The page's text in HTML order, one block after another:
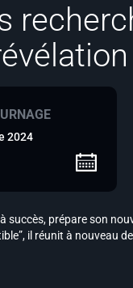
2024
succès, prépare son
il réunit à nouveau